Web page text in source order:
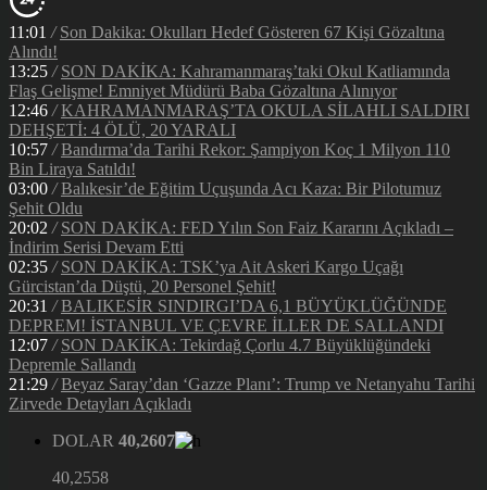
11:01 / Son Dakika: Okulları Hedef Gösteren 67 Kişi Gözaltına
Alındı!
13:25 / SON DAKİKA: Kahramanmaraş’taki Okul Katliamında
Flaş Gelişme! Emniyet Müdürü Baba Gözaltına Alınıyor
12:46 / KAHRAMANMARAŞ’TA OKULA SİLAHLI SALDIRI
DEHŞETİ: 4 ÖLÜ, 20 YARALI
10:57 / Bandırma’da Tarihi Rekor: Şampiyon Koç 1 Milyon 110
Bin Liraya Satıldı!
03:00 / Balıkesir’de Eğitim Uçuşunda Acı Kaza: Bir Pilotumuz
Şehit Oldu
20:02 / SON DAKİKA: FED Yılın Son Faiz Kararını Açıkladı –
İndirim Serisi Devam Etti
02:35 / SON DAKİKA: TSK’ya Ait Askeri Kargo Uçağı
Gürcistan’da Düştü, 20 Personel Şehit!
20:31 / BALIKESİR SINDIRGI’DA 6,1 BÜYÜKLÜĞÜNDE
DEPREM! İSTANBUL VE ÇEVRE İLLER DE SALLANDI
12:07 / SON DAKİKA: Tekirdağ Çorlu 4.7 Büyüklüğündeki
Depremle Sallandı
21:29 / Beyaz Saray’dan ‘Gazze Planı’: Trump ve Netanyahu Tarihi
Zirvede Detayları Açıkladı
DOLAR 40,2607
40,2558